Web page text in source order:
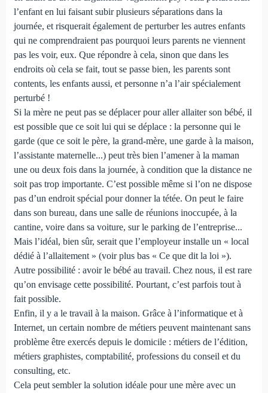
l’enfant en lui faisant subir plusieurs séparations dans la
journée, et risquerait également de perturber les autres enfants
qui ne comprendraient pas pourquoi leurs parents ne viennent
pas les voir, eux. Que répondre à cela, sinon que dans les
endroits où cela se fait, tout se passe bien, les parents sont
contents, les enfants aussi, et personne n’a l’air spécialement
perturbé !
Si la mère ne peut pas se déplacer pour aller allaiter son bébé, il
est possible que ce soit lui qui se déplace : la personne qui le
garde (que ce soit le père, la grand-mère, une garde à la maison,
l’assistante maternelle...) peut très bien l’amener à la maman
une ou deux fois dans la journée, à condition que la distance ne
soit pas trop importante. C’est possible même si l’on ne dispose
pas d’un endroit spécial pour donner la tétée. On peut le faire
dans son bureau, dans une salle de réunions inoccupée, à la
cantine, voire dans sa voiture, sur le parking de l’entreprise...
Mais l’idéal, bien sûr, serait que l’employeur installe un « local
dédié à l’allaitement » (voir plus bas « Ce que dit la loi »).
Autre possibilité : avoir le bébé au travail. Chez nous, il est rare
qu’on envisage cette possibilité. Pourtant, c’est parfois tout à
fait possible.
Enfin, il y a le travail à la maison. Grâce à l’informatique et à
Internet, un certain nombre de métiers peuvent maintenant sans
problème être exercés depuis le domicile : métiers de l’édition,
métiers graphistes, comptabilité, professions du conseil et du
consulting, etc.
Cela peut sembler la solution idéale pour une mère avec un